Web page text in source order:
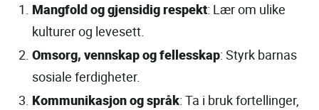
Mangfold og gjensidig respekt: Lær om ulike
kulturer og levesett.
Omsorg, vennskap og fellesskap: Styrk barnas
sosiale ferdigheter.
Kommunikasjon og språk: Ta i bruk fortellinger,